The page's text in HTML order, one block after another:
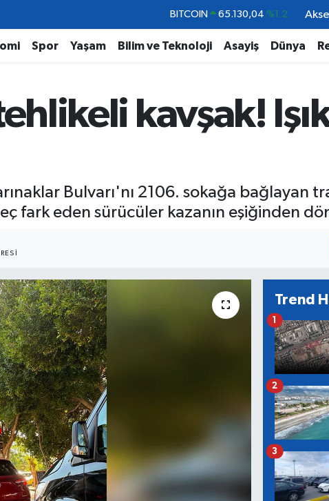
DOLAR 47,7106 %0.17
EURO 55,1652 %0.27
BİST100 13.773 %-19
Spor Yaşam Bilim ve Teknoloji Asayiş Dünya
kavşak!
Bulvarı'nı 2106. sokağa bağlayan
fark eden sürücüler kazanın eşiğinden
Trend
1
2
3